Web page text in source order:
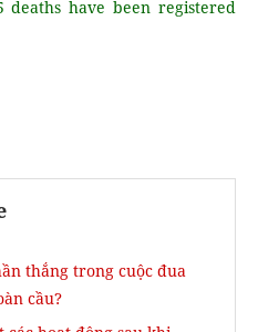
deaths have been registered
thắng trong cuộc đua
cầu?